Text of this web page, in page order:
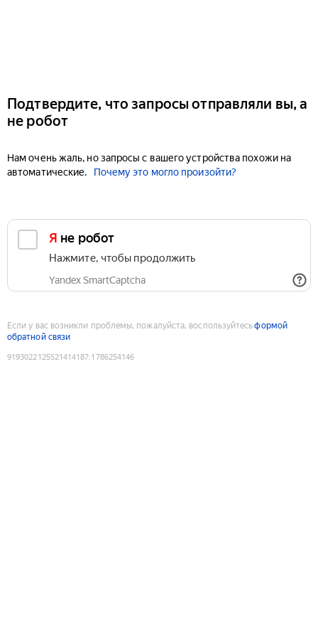
Подтвердите, что запросы отправляли вы, а
не робот
Нам очень жаль, но запросы с вашего устройства похожи на
автоматические.
Почему это могло произойти?
Я не робот
Нажмите, чтобы продолжить
Yandex SmartCaptcha
Если у вас возникли проблемы, пожалуйста, воспользуйтесьформой
обратной связи
9193022125521414187:1786254146